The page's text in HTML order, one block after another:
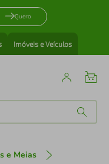
Quero
Imóveis e Veículos
e Meias